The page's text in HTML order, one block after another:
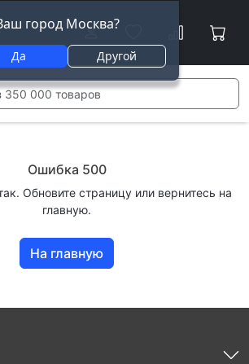
город Москва?
Да Другой
Ошибка 500
Обновите страницу или вернитесь на
главную.
На главную